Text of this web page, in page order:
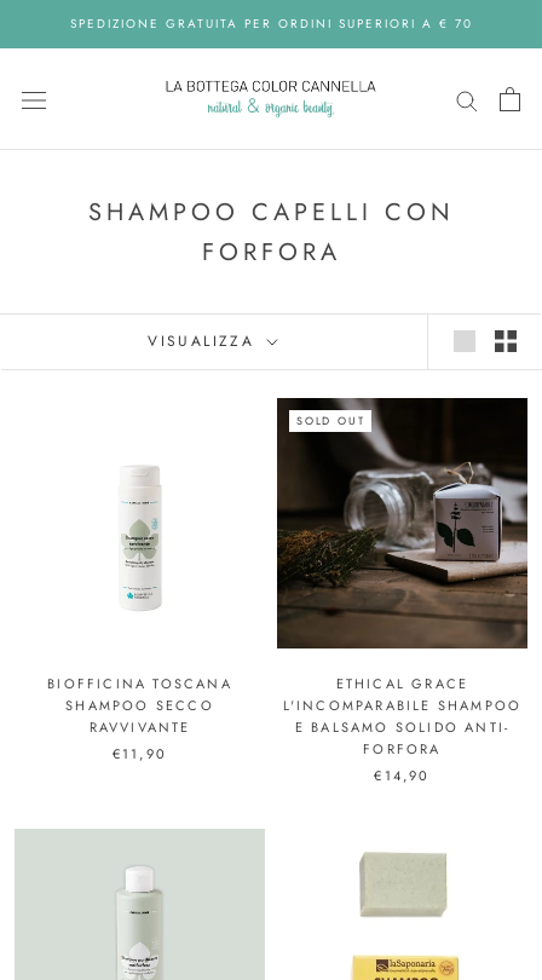
SPEDIZIONE GRATUITA PER ORDINI SUPERIORI A € 70
SHAMPOO CAPELLI CON
FORFORA
VISUALIZZA
BIOFFICINA TOSCANA
SHAMPOO SECCO
RAVVIVANTE
€11,90
SOLD OUT
ETHICAL GRACE
L'INCOMPARABILE SHAMPOO
E BALSAMO SOLIDO ANTI-
FORFORA
€14,90